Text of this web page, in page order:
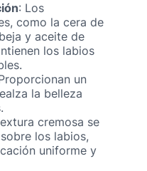
: Los
como la cera de
y aceite de
los labios
un
la belleza
cremosa se
los labios,
uniforme y